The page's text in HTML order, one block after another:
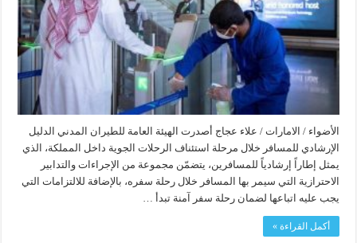
الأضواء / الامارات / علاء عجاج أصدرت الهيئة العامة للطيران المدني الدليل
الإرشادي للمسافر خلال مرحلة استئناف الرحلات الجوية داخل المملكة، الذي
يمثل إطاراً إرشادياً للمسافرين، يتضمّن مجموعة من الإجراءات والتدابير
الاحترازية التي سيمر بها المسافر خلال رحلة سفره، بالإضافة للالتزامات التي
يجب عليه اتباعها لضمان رحلة سفر آمنة تبدأ …
أكمل القراءة »